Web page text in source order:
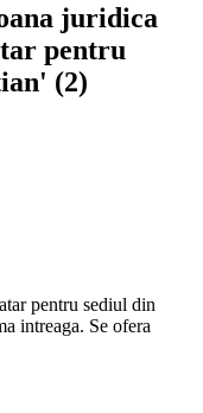
juridica
pentru
(2)
pentru sediul din
intreaga. Se ofera